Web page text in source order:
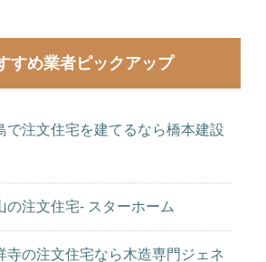
すめ業者ピックアップ
で注文住宅を建てるなら橋本建設
の注文住宅- スターホーム
寺の注文住宅なら木造専門ジェネ